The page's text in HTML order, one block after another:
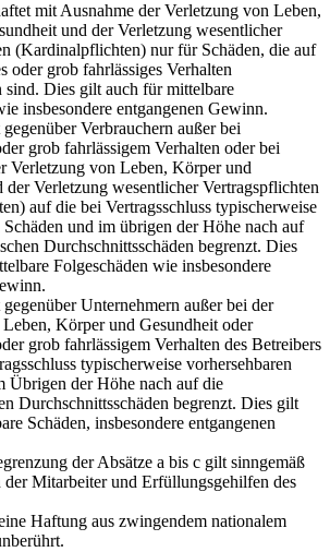
mit Ausnahme der Verletzung von Leben,
und der Verletzung wesentlicher
(Kardinalpflichten) nur für Schäden, die auf
oder grob fahrlässiges Verhalten
sind. Dies gilt auch für mittelbare
insbesondere entgangenen Gewinn.
Verbrauchern außer bei
grob fahrlässigem Verhalten oder bei
Verletzung von Leben, Körper und
der Verletzung wesentlicher Vertragspflichten
auf die bei Vertragsschluss typischerweise
Schäden und im übrigen der Höhe nach auf
Durchschnittsschäden begrenzt. Dies
Folgeschäden wie insbesondere
Unternehmern außer bei der
Körper und Gesundheit oder
grob fahrlässigem Verhalten des Betreibers
typischerweise vorhersehbaren
Übrigen der Höhe nach auf die
Durchschnittsschäden begrenzt. Dies gilt
Schäden, insbesondere entgangenen
der Absätze a bis c gilt sinngemäß
der Mitarbeiter und Erfüllungsgehilfen des
Haftung aus zwingendem nationalem